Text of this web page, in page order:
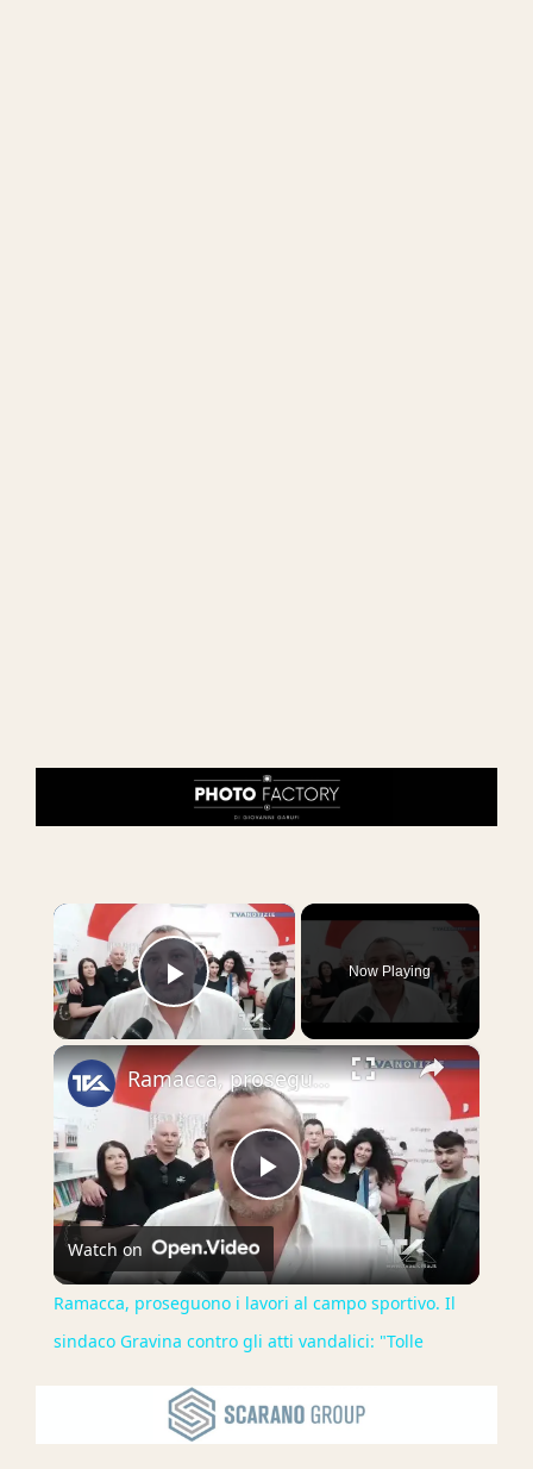
×
Play Video
Now Playing
×
Play
Video
Ramacca, proseguono i lavori al campo sportivo. Il sindaco Gravina contro gli atti vandalici: "Tolle
Watch on
Ramacca, proseguono i lavori al campo sportivo. Il
sindaco Gravina contro gli atti vandalici: "Tolle